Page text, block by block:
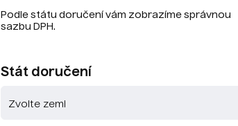
Kód produktu:
Podle státu doručení vám zobrazíme správnou
sazbu DPH.
Stát doručení